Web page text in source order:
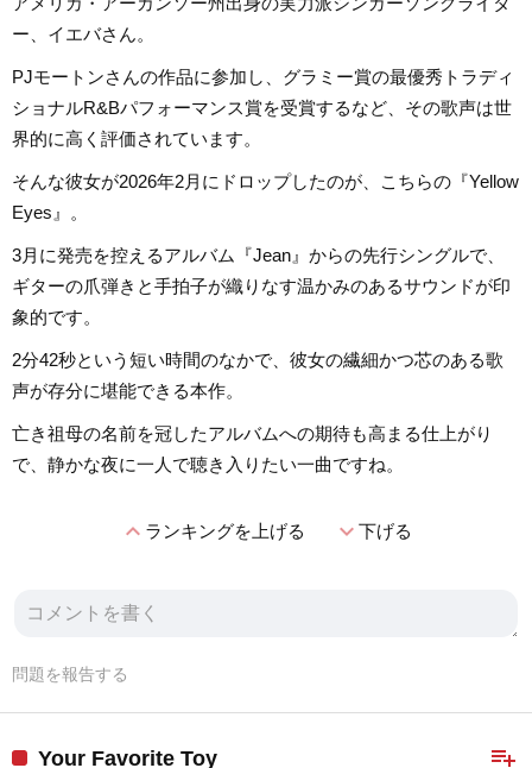
ー、イエバさん。
PJモートンさんの作品に参加し、グラミー賞の最優秀トラディ
ショナルR&Bパフォーマンス賞を受賞するなど、その歌声は世
界的に高く評価されています。
そんな彼女が2026年2月にドロップしたのが、こちらの『Yellow
Eyes』。
3月に発売を控えるアルバム『Jean』からの先行シングルで、
ギターの爪弾きと手拍子が織りなす温かみのあるサウンドが印
象的です。
2分42秒という短い時間のなかで、彼女の繊細かつ芯のある歌
声が存分に堪能できる本作。
亡き祖母の名前を冠したアルバムへの期待も高まる仕上がり
で、静かな夜に一人で聴き入りたい一曲ですね。
expand_lessランキングを上げる expand_more下げる
問題を報告する
playlist_add
Your Favorite Toy